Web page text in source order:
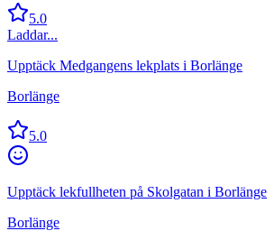
5.0
Laddar...
Upptäck Medgangens lekplats i Borlänge
Borlänge
5.0
Upptäck lekfullheten på Skolgatan i Borlänge
Borlänge